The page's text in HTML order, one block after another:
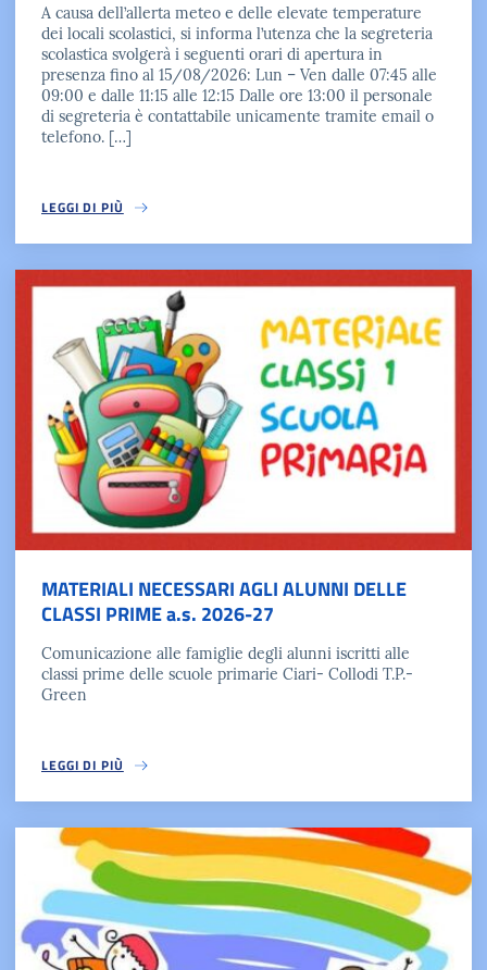
A causa dell’allerta meteo e delle elevate temperature
dei locali scolastici, si informa l’utenza che la segreteria
scolastica svolgerà i seguenti orari di apertura in
presenza fino al 15/08/2026: Lun – Ven dalle 07:45 alle
09:00 e dalle 11:15 alle 12:15 Dalle ore 13:00 il personale
di segreteria è contattabile unicamente tramite email o
telefono. […]
LEGGI DI PIÙ
MATERIALI NECESSARI AGLI ALUNNI DELLE
CLASSI PRIME a.s. 2026-27
Comunicazione alle famiglie degli alunni iscritti alle
classi prime delle scuole primarie Ciari- Collodi T.P.-
Green
LEGGI DI PIÙ